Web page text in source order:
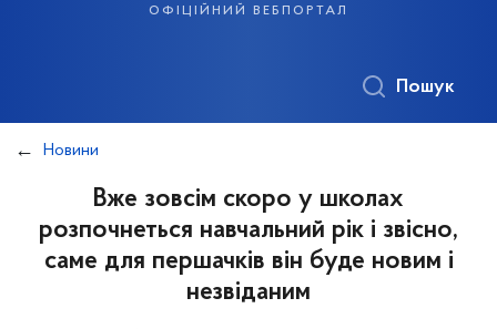
офіційний вебпортал
Пошук
Новини
Вже зовсім скоро у школах
розпочнеться навчальний рік і звісно,
саме для першачків він буде новим і
незвіданим